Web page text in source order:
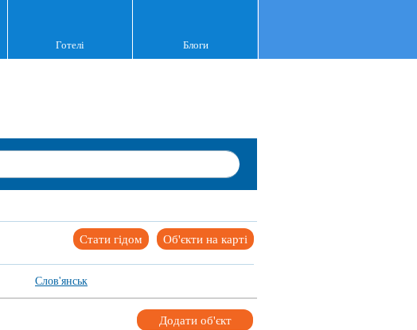
Готелі Блоги
Об'єкти на карті
Стати гідом
Слов'янськ
Додати об'єкт